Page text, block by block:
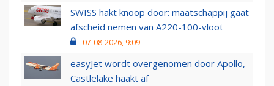
SWISS hakt knoop door: maatschappij gaat
afscheid nemen van A220-100-vloot
07-08-2026, 9:09
easyJet wordt overgenomen door Apollo,
Castlelake haakt af